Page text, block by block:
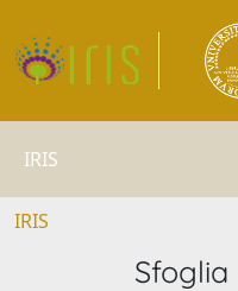
IRIS
IRIS
Sfoglia